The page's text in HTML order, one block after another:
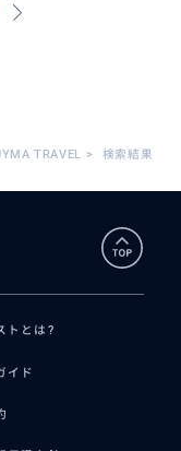
TRAVEL > 検索結果
トとは?
イド